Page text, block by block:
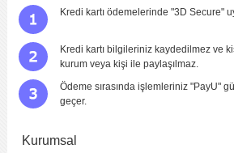
Kredi kartı ödemelerinde "3D Secure"
Kredi kartı bilgileriniz kaydedilmez ve
kurum veya kişi ile paylaşılmaz.
Ödeme sırasında işlemleriniz "PayU"
geçer.
Kurumsal